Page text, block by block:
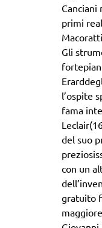
Canciani
primi
Gli
l’ospite
fama
del suo
con un
gratuito